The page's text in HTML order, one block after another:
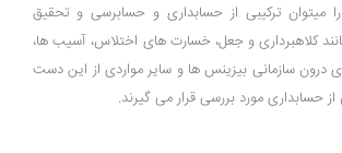
میتوان ترکیبی از حسابداری و حسابرسی و تحقیق
کلاهبرداری و جعل، خسارت های اختلاس، آسیب ها،
درون سازمانی بیزینس ها و سایر مواردی از این دست
حسابداری مورد بررسی قرار می گیرند.